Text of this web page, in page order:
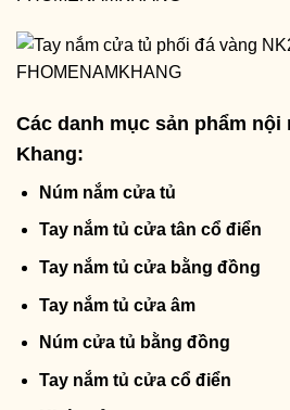
Các danh mục sản phẩm nội
Khang:
Núm nắm cửa tủ
Tay nắm tủ cửa tân cổ điển
Tay nắm tủ cửa bằng đồng
Tay nắm tủ cửa âm
Núm cửa tủ bằng đồng
Tay nắm tủ cửa cổ điển